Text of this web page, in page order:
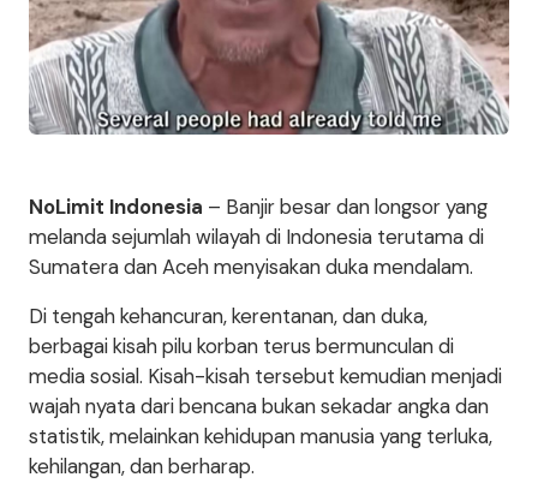
NoLimit Indonesia – Banjir besar dan longsor yang
melanda sejumlah wilayah di Indonesia terutama di
Sumatera dan Aceh menyisakan duka mendalam.
Di tengah kehancuran, kerentanan, dan duka,
berbagai kisah pilu korban terus bermunculan di
media sosial. Kisah-kisah tersebut kemudian menjadi
wajah nyata dari bencana bukan sekadar angka dan
statistik, melainkan kehidupan manusia yang terluka,
kehilangan, dan berharap.